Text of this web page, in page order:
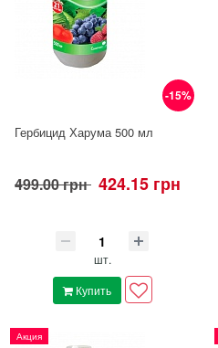
-15%
Гербицид Харума 500 мл
499.00 грн 424.15 грн
шт.
Купить
Акция